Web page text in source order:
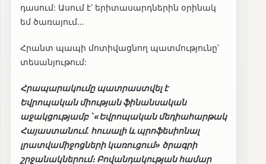
դասում: Ասում է՝ երիտասարդներին օրինակ
եմ ծառայում…
Հրանտ պապի մոտիվացնող պատմությունը՝
տեսանյութում:
Հրապարակումը պատրաստվել է
Եվրոպական միության ֆինանսական
աջակցությամբ ՝ «Եվրոպական մեդիահարթակ
Հայաստանում. հուսալի և պրոֆեսիոնալ
լրատվամիջոցների կառուցում» ծրագրի
շրջանակներում։ Բովանդակության համար